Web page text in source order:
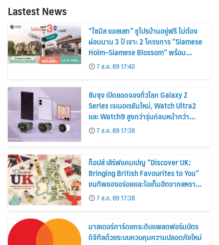
Lastest News
“ไซมิส แอสเสท” ชูโปรบ้านอยู่ฟรี ไม่ต้อง
ผ่อนนาน 3 ปี เจาะ 2 โครงการ “Siamese
Holm–Siamese Blossom” พร้อม
ส่วนลดและสิทธิพิเศษถึง 31 สิงหาคม
2569
7 ส.ค. 69 17:40
ซัมซุง เปิดยอดจองทั่วโลก Galaxy Z
Series เจเนอเรชันใหม่, Watch Ultra2
และ Watch9 สูงกว่ารุ่นก่อนหน้ากว่า
30%7 ส.ค. 69 17:38
ท็อปส์ เสิร์ฟแคมเปญ “Discover UK:
Bringing British Favourites to You”
ขนทัพของอร่อยและไอเท็มฮิตจากสหราช
อาณาจักร ส่งตรงถึงมือตั้งแต่วันนี้ – 18
สิงหาคมนี้
7 ส.ค. 69 17:38
มาสเตอร์การ์ดยกระดับแพลตฟอร์มบัตร
ดิจิทัลด้วยระบบควบคุมความปลอดภัยใหม่